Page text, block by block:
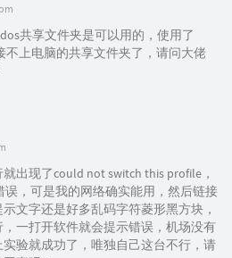
共享文件夹是可以用的，使用了
不上电脑的共享文件夹了，请问大佬
出现了could not switch this profile，
，可是我的网络确实能用，然后链接
文字还是好多乱码字符菱形黑方块，
一打开软件就会提示错误，机场没有
验就成功了，唯独自己这台不行，请